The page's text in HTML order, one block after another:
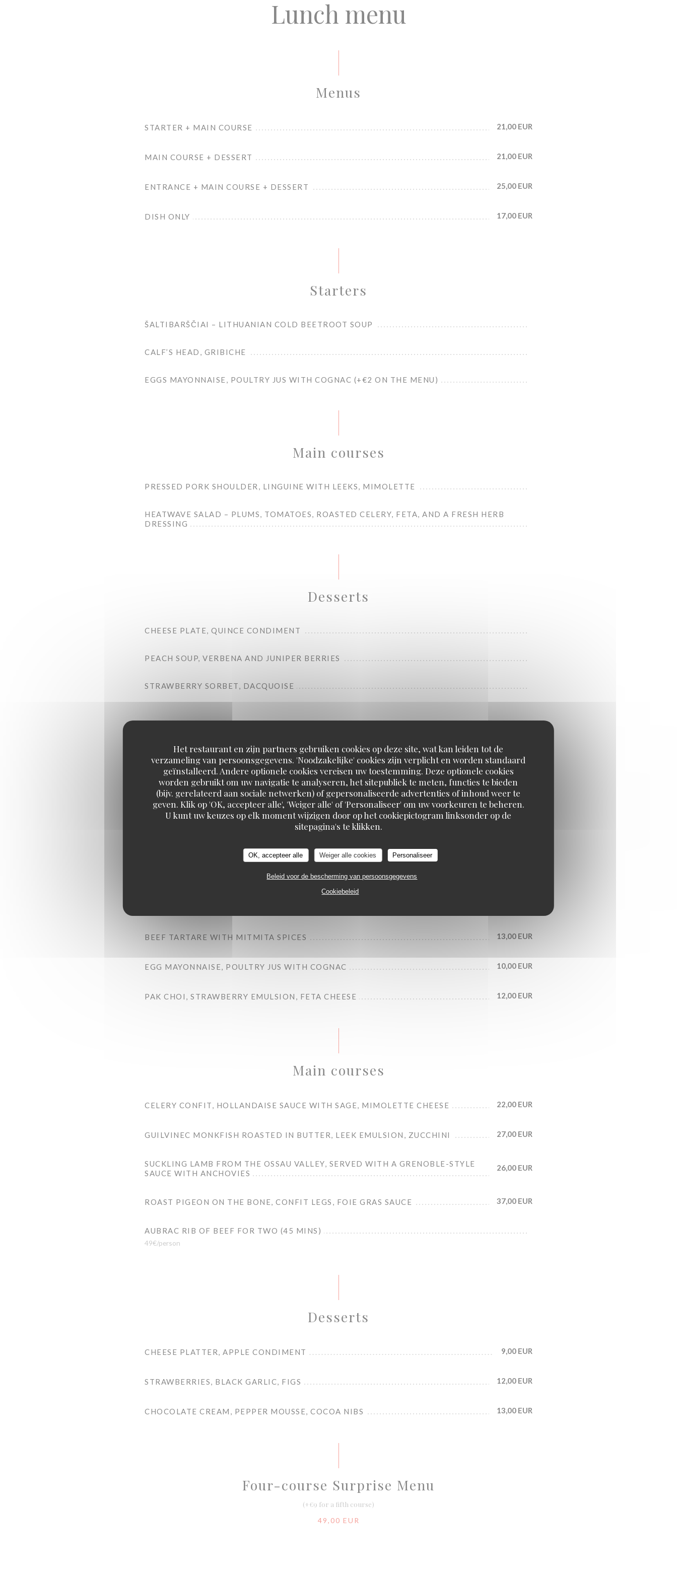
Het restaurant en zijn partners gebruiken cookies op deze site, wat kan leiden tot de
verzameling van persoonsgegevens. 'Noodzakelijke' cookies zijn verplicht en worden standaard
geïnstalleerd. Andere optionele cookies vereisen uw toestemming. Deze optionele cookies
worden gebruikt om uw navigatie te analyseren, het sitepubliek te meten, functies te bieden
(bijv. gerelateerd aan sociale netwerken) of gepersonaliseerde advertenties of inhoud weer te
geven. Klik op 'OK, accepteer alle', 'Weiger alle' of 'Personaliseer' om uw voorkeuren te beheren.
U kunt uw keuzes op elk moment wijzigen door op het cookiepictogram linksonder op de
sitepagina's te klikken.
OK, accepteer alle Weiger alle cookies Personaliseer
Beleid voor de bescherming van persoonsgegevens
Cookiebeleid
Lunch menu
Menus
STARTER + MAIN COURSE 21,00 EUR
MAIN COURSE + DESSERT 21,00 EUR
ENTRANCE + MAIN COURSE + DESSERT 25,00 EUR
DISH ONLY 17,00 EUR
Starters
ŠALTIBARŠČIAI – LITHUANIAN COLD BEETROOT SOUP
CALF’S HEAD, GRIBICHE
EGGS MAYONNAISE, POULTRY JUS WITH COGNAC (+€2 ON THE MENU)
Main courses
PRESSED PORK SHOULDER, LINGUINE WITH LEEKS, MIMOLETTE
HEATWAVE SALAD – PLUMS, TOMATOES, ROASTED CELERY, FETA, AND A FRESH HERB
DRESSING
Desserts
CHEESE PLATE, QUINCE CONDIMENT
PEACH SOUP, VERBENA AND JUNIPER BERRIES
STRAWBERRY SORBET, DACQUOISE
The evening
Starters
BEEF TARTARE WITH MITMITA SPICES 13,00 EUR
EGG MAYONNAISE, POULTRY JUS WITH COGNAC 10,00 EUR
PAK CHOI, STRAWBERRY EMULSION, FETA CHEESE 12,00 EUR
Main courses
CELERY CONFIT, HOLLANDAISE SAUCE WITH SAGE, MIMOLETTE CHEESE 22,00 EUR
GUILVINEC MONKFISH ROASTED IN BUTTER, LEEK EMULSION, ZUCCHINI 27,00 EUR
SUCKLING LAMB FROM THE OSSAU VALLEY, SERVED WITH A GRENOBLE-STYLE
SAUCE WITH ANCHOVIES
26,00 EUR
ROAST PIGEON ON THE BONE, CONFIT LEGS, FOIE GRAS SAUCE 37,00 EUR
AUBRAC RIB OF BEEF FOR TWO (45 MINS)
49€/person
Desserts
CHEESE PLATTER, APPLE CONDIMENT 9,00 EUR
STRAWBERRIES, BLACK GARLIC, FIGS 12,00 EUR
CHOCOLATE CREAM, PEPPER MOUSSE, COCOA NIBS 13,00 EUR
Four-course Surprise Menu
(+€9 for a fifth course)
49,00 EUR